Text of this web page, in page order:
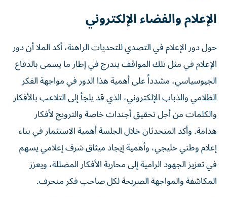
الإعلام والفضاء الإلكتروني
حول دور الإعلام في التصدي للتحديات الراهنة، أكد الملا أن دور
الإعلام في مثل تلك المواقف يندرج في إطار ما يسمى بالدفاع
الجيوسياسي، مشدداً على أهمية هذا الدور في مواجهة الفكر
الظلامي والذباب الإلكتروني، الذي قد يلجأ إلى التلاعب بالأفكار
والكلمات من أجل تحقيق أجندات خاصة والترويج لأفكار
هدامة. وأكد المتحدثان خلال الجلسة أهمية الاستثمار في بناء
إعلام وطني خليجي، وأهمية إيجاد ميثاق شرف إعلامي يسهم
في تعزيز الجهود الرامية إلى محاربة الأفكار المضللة، ويعزز
المكاشفة والمواجهة الصريحة لكل صاحب فكر منحرف.